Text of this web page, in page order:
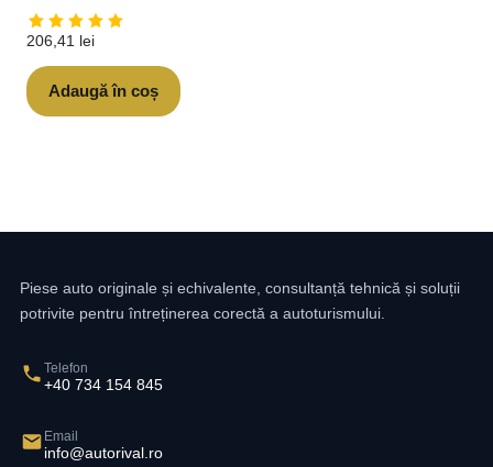
206,41 lei
Adaugă în coș
Piese auto originale și echivalente, consultanță tehnică și soluții
potrivite pentru întreținerea corectă a autoturismului.
Telefon
+40 734 154 845
Email
info@autorival.ro